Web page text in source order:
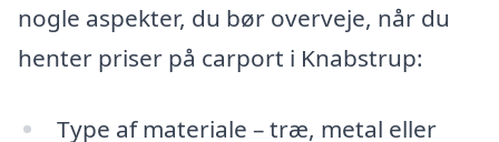
nogle aspekter, du bør overveje, når du
henter priser på carport i Knabstrup:
Type af materiale – træ, metal eller